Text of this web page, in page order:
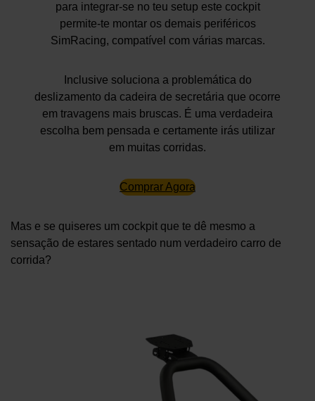
para integrar-se no teu setup este cockpit
permite-te montar os demais periféricos
SimRacing, compatível com várias marcas.
Inclusive soluciona a problemática do
deslizamento da cadeira de secretária que ocorre
em travagens mais bruscas. É uma verdadeira
escolha bem pensada e certamente irás utilizar
em muitas corridas.
Comprar Agora
Mas e se quiseres um cockpit que te dê mesmo a
sensação de estares sentado num verdadeiro carro de
corrida?